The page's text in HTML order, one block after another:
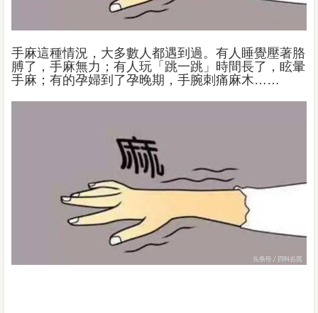
手麻這種情況，大多數人都遇到過。有人睡覺壓著胳
膊了，手麻無力；有人玩「跳一跳」時間長了，眩暈
手麻；有的孕婦到了孕晚期，手腕刺痛麻木……